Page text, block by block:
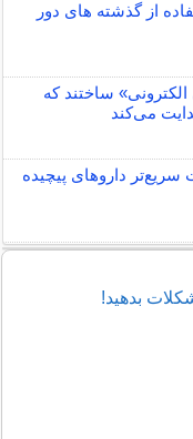
از گذشته ­های دور
الکترونی» ساختند که
می‌کند
داروهای پیچیده
بدهید!